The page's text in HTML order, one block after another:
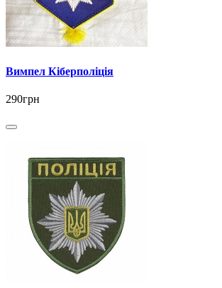
Вимпел Кіберполіція
290грн